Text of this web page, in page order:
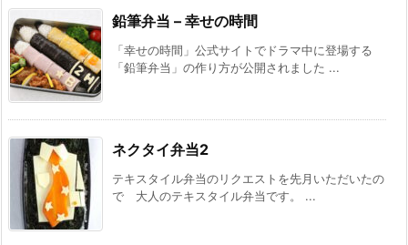
鉛筆弁当 – 幸せの時間
「幸せの時間」公式サイトでドラマ中に登場する
「鉛筆弁当」の作り方が公開されました ...
ネクタイ弁当2
テキスタイル弁当のリクエストを先月いただいたの
で 大人のテキスタイル弁当です。 ...